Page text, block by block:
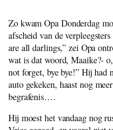
Zondag Middag
Maandag
Bij Opa Assies
Dinsdag
Woensdag
Donderdag
Kamperen Met Opa
Naschrift
Hoofdstuk Een
Zo kwam Opa Donderdag
afscheid van de
are all darlings,” zei Opa
wat is dat woord, Maaike?-
not forget, bye bye!” Hij had
auto gekeken, haast nog
begrafenis….
Hij moest het vandaag nog